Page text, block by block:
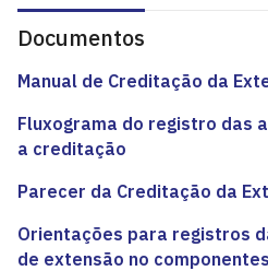
Documentos
Manual de Creditação da
Fluxograma do registro das
a creditação
Parecer da Creditação da
Orientações para registros
de extensão no